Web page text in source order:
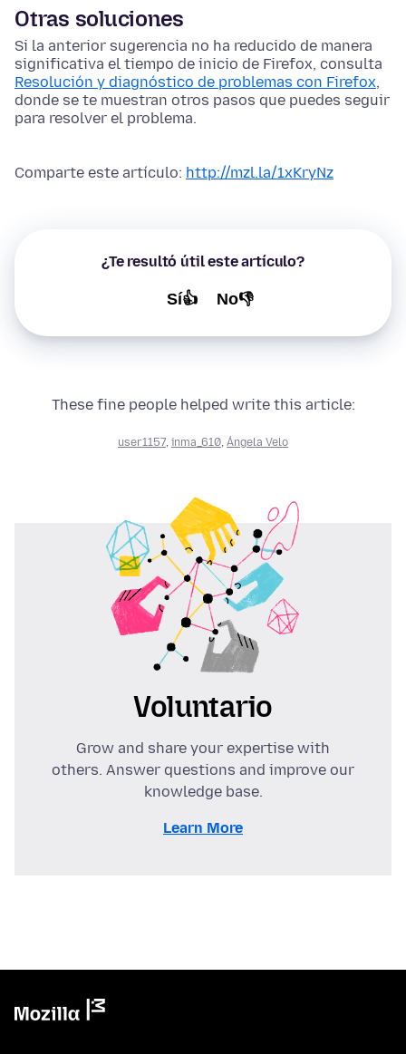
Otras soluciones
Si la anterior sugerencia no ha reducido de manera
significativa el tiempo de inicio de Firefox, consulta
Resolución y diagnóstico de problemas con Firefox,
donde se te muestran otros pasos que puedes seguir
para resolver el problema.
Comparte este artículo: http://mzl.la/1xKryNz
¿Te resultó útil este artículo?
Sí👍 No👎
These fine people helped write this article:
user1157, inma_610, Ángela Velo
Voluntario
Grow and share your expertise with
others. Answer questions and improve our
knowledge base.
Learn More